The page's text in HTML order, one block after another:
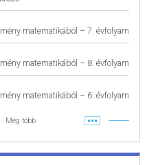
matematikából – 7. évfolyam
matematikából – 8. évfolyam
matematikából – 6. évfolyam
Még több